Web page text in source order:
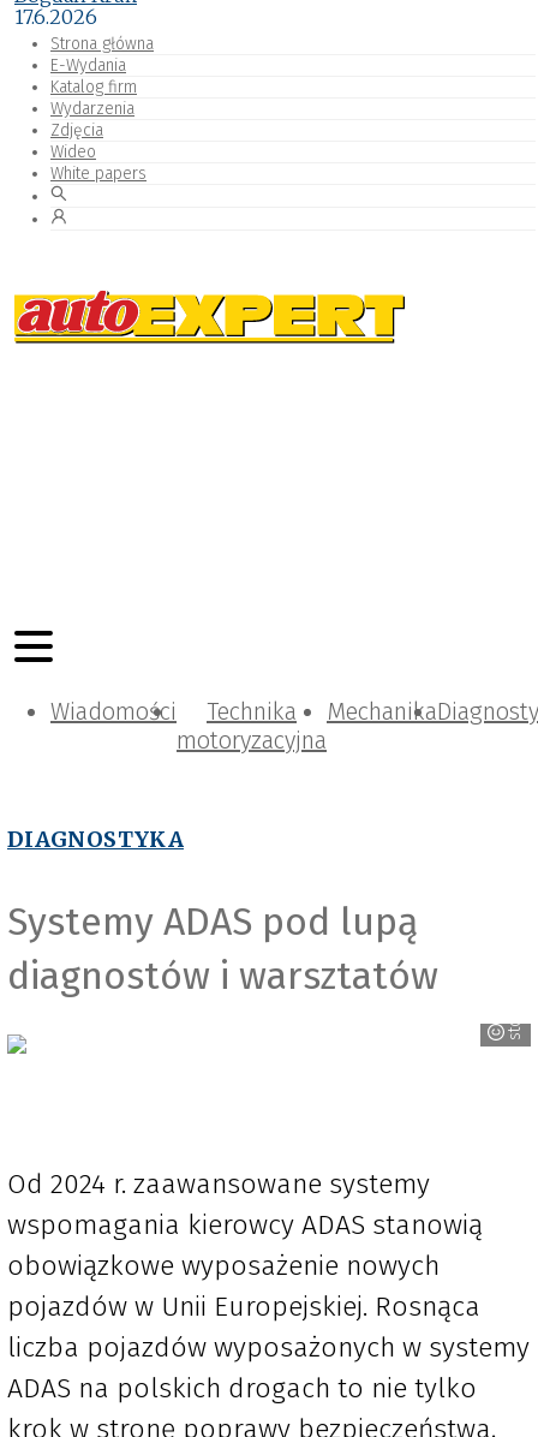
Strona główna
E-Wydania
Katalog firm
Wydarzenia
Zdjęcia
Wideo
White papers
Wiadomości
Technika
motoryzacyjna
Mechanika
DIAGNOSTYKA
Systemy ADAS pod lupą
diagnostów i warsztatów
17.6.2026
Od 2024 r. zaawansowane systemy
wspomagania kierowcy ADAS stanowią
obowiązkowe wyposażenie nowych
pojazdów w Unii Europejskiej. Rosnąca
liczba pojazdów wyposażonych w systemy
ADAS na polskich drogach to nie tylko
krok w stronę poprawy bezpieczeństwa,